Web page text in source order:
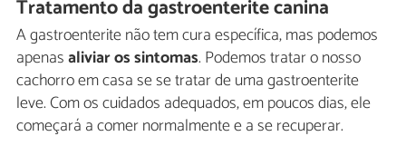
Tratamento da gastroenterite canina
A gastroenterite não tem cura específica, mas podemos
apenasaliviar os sintomas. Podemos tratar o nosso
cachorro em casa se se tratar de uma gastroenterite
leve. Com os cuidados adequados, em poucos dias, ele
começará a comer normalmente e a se recuperar.